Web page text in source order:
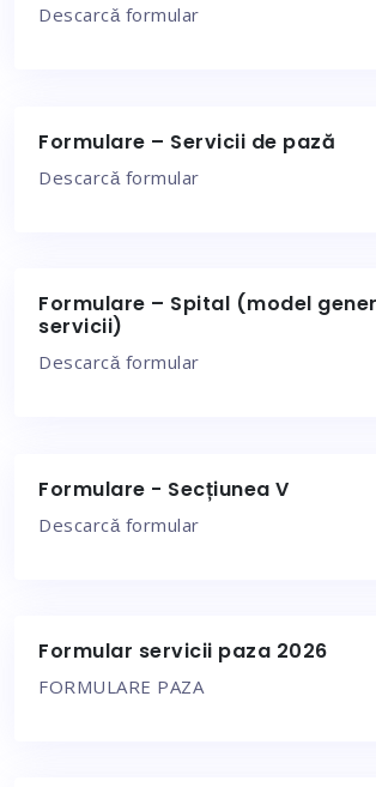
Descarcǎ formular
Formulare – Servicii de pază
Descarcǎ formular
Formulare – Spital (model
servicii)
Descarcǎ formular
Formulare - Secțiunea V
Descarcǎ formular
Formular servicii paza 2026
FORMULARE PAZA